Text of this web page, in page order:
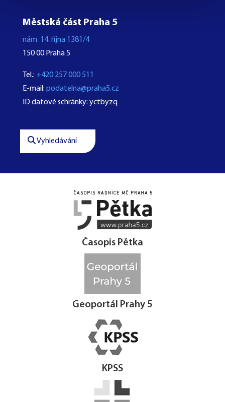
Městská část Praha 5
nám. 14. října 1381/4
150 00 Praha 5
Tel.: +420 257 000 511
E-mail: podatelna@praha5.cz
ID datové schránky: yctbyzq
Vyhledávání
 
Časopis Pětka
Geoportál Prahy 5
KPSS